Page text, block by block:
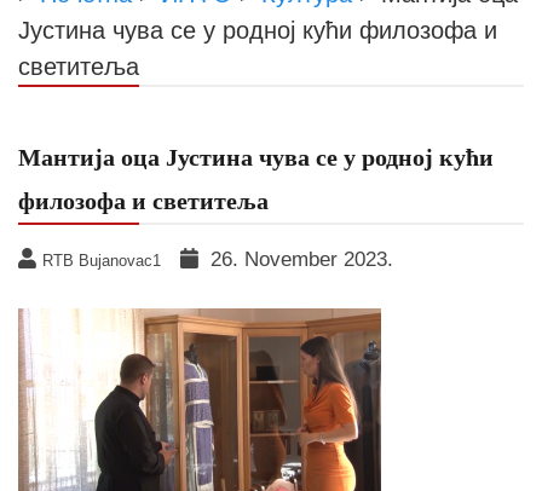
Јустина чува се у родној кући филозофа и
светитеља
Мантија оца Јустина чува се у родној кући
филозофа и светитеља
RTB Bujanovac1 26. November 2023.